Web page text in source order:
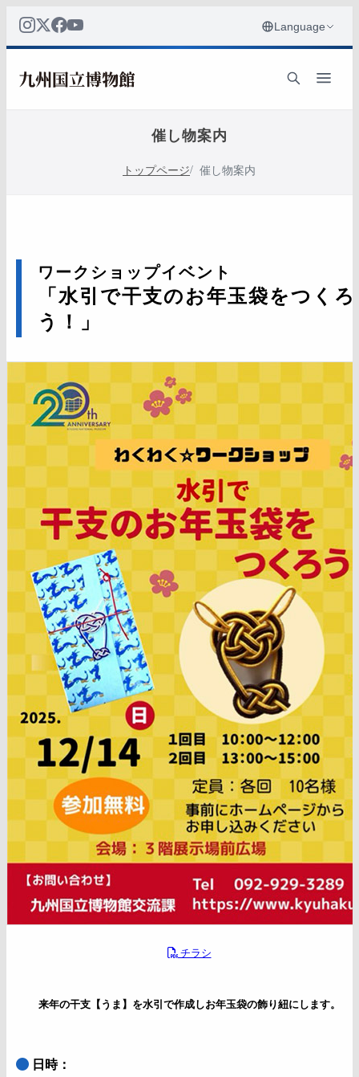
催し物案内
トップページ 催し物案内
ワークショップイベント
「水引で干支のお年玉袋をつくろ
う！」
チラシ
来年の干支【うま】を水引で作成しお年玉袋の飾り紐にします。
日時：